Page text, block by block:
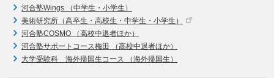
河合塾Wings （中学生・小学生）
美術研究所（高卒生・高校生・中学生・小学生）
河合塾COSMO （高校中退者ほか）
河合塾サポートコース梅田 （高校中退者ほか）
大学受験科 海外帰国生コース （海外帰国生）